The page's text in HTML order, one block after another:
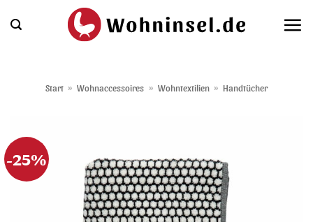
Inhalt
Start » Wohnaccessoires » Wohntextilien » Handtücher
-25%